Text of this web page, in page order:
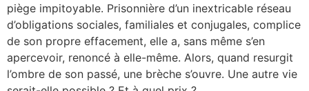
piège impitoyable. Prisonnière d’un inextricable réseau
d’obligations sociales, familiales et conjugales, complice
de son propre effacement, elle a, sans même s’en
apercevoir, renoncé à elle-même. Alors, quand resurgit
l’ombre de son passé, une brèche s’ouvre. Une autre vie